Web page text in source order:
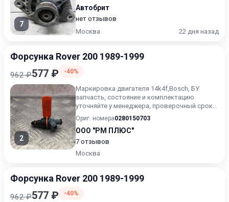
7
Автобрит
нет отзывов
Москва
22 дня назад
Форсунка Rover 200 1989-1999
962 ₽577 ₽ -40%
2
Маркировка двигателя 14k4f,Bosch, БУ
запчасть, состояние и комплектацию
уточняйте у менеджера, проверочный срок
от 14 до 30 дней.
Ориг. номера0280150703
ООО "РМ ПЛЮС"
7 отзывов
Москва
Форсунка Rover 200 1989-1999
962 ₽577 ₽ -40%